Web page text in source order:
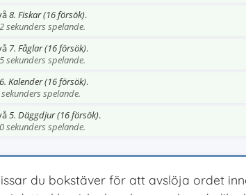
8. Fiskar (16 försök).
sekunders spelande.
7. Fåglar (16 försök).
sekunders spelande.
6. Kalender (16 försök).
spelande.
5. Däggdjur (16 försök).
sekunders spelande.
du bokstäver för att avslöja ordet